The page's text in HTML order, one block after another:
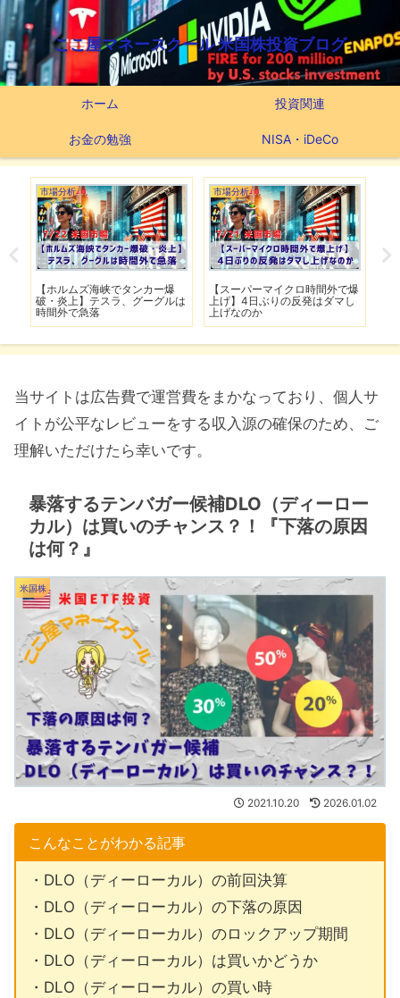
ここ屋マネースクール 米国株投資ブログ
ホーム 投資関連
お金の勉強 NISA・iDeCo
市場分析
【ホルムズ海峡でタンカー爆
破・炎上】テスラ、グーグルは
時間外で急落
市場分析
【スーパーマイクロ時間外で爆
上げ】4日ぶりの反発はダマし
上げなのか
当サイトは広告費で運営費をまかなっており、個人サ
イトが公平なレビューをする収入源の確保のため、ご
理解いただけたら幸いです。
暴落するテンバガー候補DLO（ディーロー
カル）は買いのチャンス？！『下落の原因
は何？』
米国株
2021.10.20 2026.01.02
こんなことがわかる記事
・DLO（ディーローカル）の前回決算
・DLO（ディーローカル）の下落の原因
・DLO（ディーローカル）のロックアップ期間
・DLO（ディーローカル）は買いかどうか
・DLO（ディーローカル）の買い時